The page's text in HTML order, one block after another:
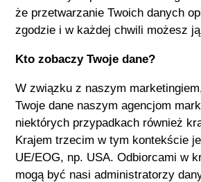
że przetwarzanie Twoich danych
zgodzie i w każdej chwili możesz
Kto zobaczy Twoje dane?
W związku z naszym
Twoje dane naszym agencjom
niektórych przypadkach również
Krajem trzecim w tym kontekście
UE/EOG, np. USA. Odbiorcami w
mogą być nasi administratorzy